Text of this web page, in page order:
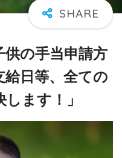
供の手当申請方
給日等、全ての
ます！」